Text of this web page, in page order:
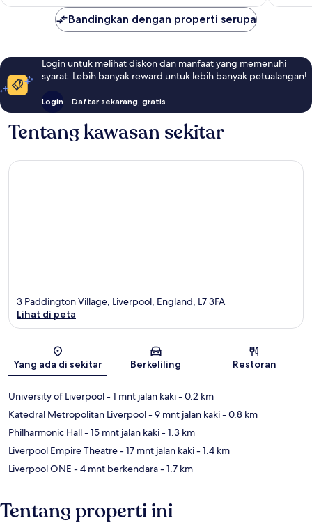
Bandingkan dengan properti serupa
Login untuk melihat diskon dan manfaat yang memenuhi
syarat. Lebih banyak reward untuk lebih banyak petualangan!
Login Daftar sekarang, gratis
Tentang kawasan sekitar
Peta
3 Paddington Village, Liverpool, England, L7 3FA
Lihat di peta
Yang ada di sekitar Berkeliling Restoran
University of Liverpool- 1 mnt jalan kaki- 0.2 km
Katedral Metropolitan Liverpool- 9 mnt jalan kaki- 0.8 km
Philharmonic Hall- 15 mnt jalan kaki- 1.3 km
Liverpool Empire Theatre- 17 mnt jalan kaki- 1.4 km
Liverpool ONE - 4 mnt berkendara- 1.7 km
Tentang properti ini